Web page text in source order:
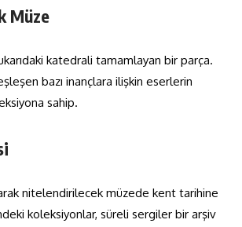
Müze
katedrali tamamlayan bir parça.
bazı inançlara ilişkin eserlerin
sahip.
nitelendirilecek müzede kent tarihine
koleksiyonlar, süreli sergiler bir arşiv